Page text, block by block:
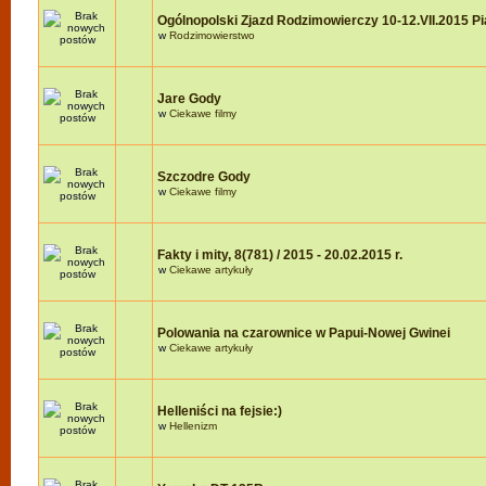
Ogólnopolski Zjazd Rodzimowierczy 10-12.VII.2015
wRodzimowierstwo
Jare Gody
wCiekawe filmy
Szczodre Gody
wCiekawe filmy
Fakty i mity, 8(781) / 2015 - 20.02.2015 r.
wCiekawe artykuły
Polowania na czarownice w Papui-Nowej Gwinei
wCiekawe artykuły
Helleniści na fejsie:)
wHellenizm